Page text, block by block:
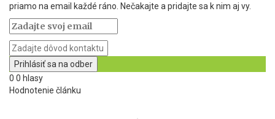
priamo na email každé ráno. Nečakajte a pridajte sa k nim aj vy.
0 0 hlasy
Hodnotenie článku